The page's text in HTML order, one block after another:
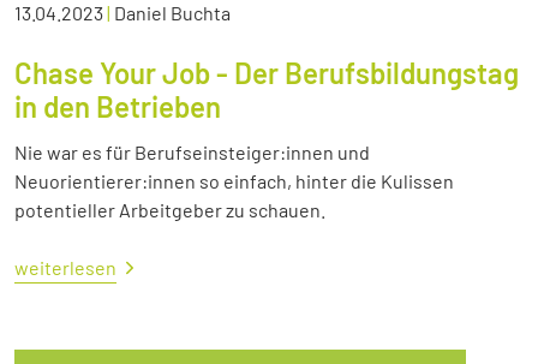
13.04.2023| Daniel Buchta
Chase Your Job - Der Berufsbildungstag
in den Betrieben
Nie war es für Berufseinsteiger:innen und
Neuorientierer:innen so einfach, hinter die Kulissen
potentieller Arbeitgeber zu schauen.
weiterlesen